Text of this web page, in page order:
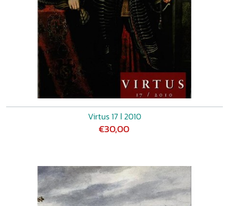
Virtus 17 ǀ 2010
€30,00